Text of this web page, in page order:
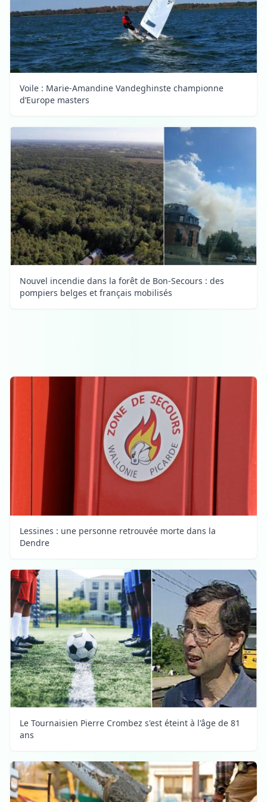
Voile : Marie-Amandine Vandeghinste championne
d’Europe masters
Nouvel incendie dans la forêt de Bon-Secours : des
pompiers belges et français mobilisés
Lessines : une personne retrouvée morte dans la
Dendre
Le Tournaisien Pierre Crombez s'est éteint à l'âge de 81
ans